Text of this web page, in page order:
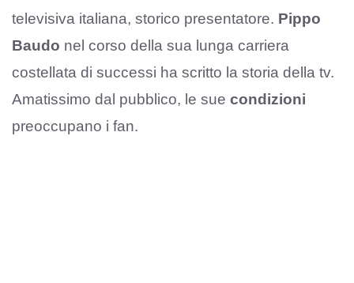
televisiva italiana, storico presentatore. Pippo
Baudo nel corso della sua lunga carriera
costellata di successi ha scritto la storia della tv.
Amatissimo dal pubblico, le sue condizioni
preoccupano i fan.